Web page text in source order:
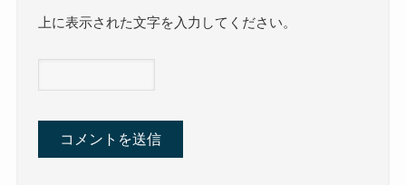
上に表示された文字を入力してください。